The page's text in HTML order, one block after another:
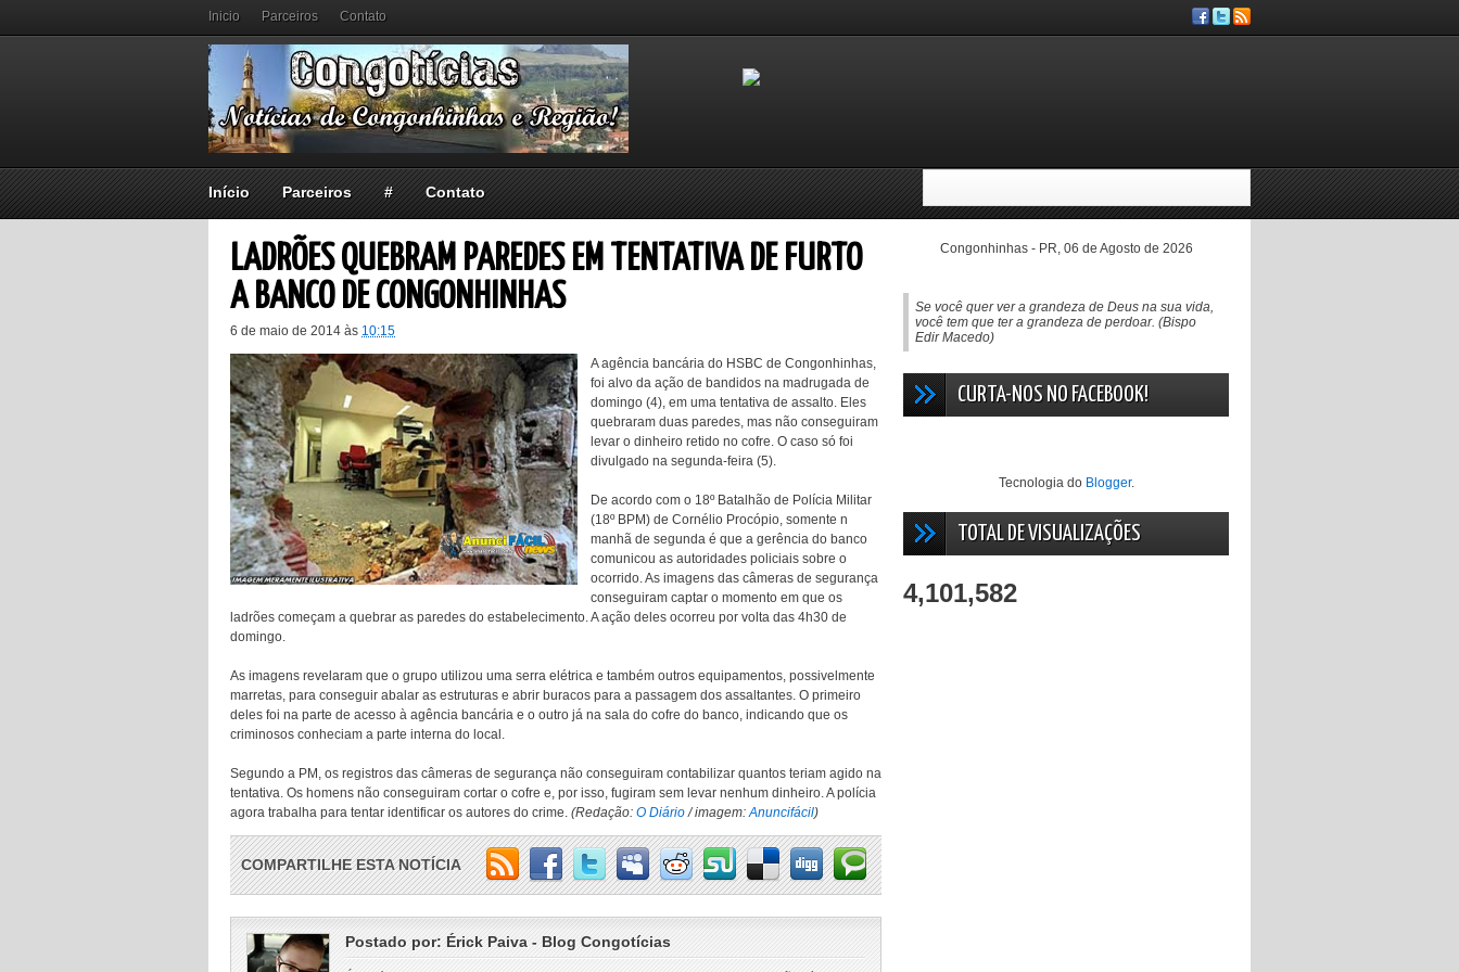
Inicio Parceiros Contato
Início Parceiros # Contato
LADRÕES QUEBRAM PAREDES EM TENTATIVA DE FURTO
A BANCO DE CONGONHINHAS
6 de maio de 2014 às 10:15
A agência bancária do HSBC de Congonhinhas,
foi alvo da ação de bandidos na madrugada de
domingo (4), em uma tentativa de assalto. Eles
quebraram duas paredes, mas não conseguiram
levar o dinheiro retido no cofre. O caso só foi
divulgado na segunda-feira (5).
De acordo com o 18º Batalhão de Polícia Militar
(18º BPM) de Cornélio Procópio, somente n
manhã de segunda é que a gerência do banco
comunicou as autoridades policiais sobre o
ocorrido. As imagens das câmeras de segurança
conseguiram captar o momento em que os
ladrões começam a quebrar as paredes do estabelecimento. A ação deles ocorreu por volta das 4h30 de
domingo.
As imagens revelaram que o grupo utilizou uma serra elétrica e também outros equipamentos, possivelmente
marretas, para conseguir abalar as estruturas e abrir buracos para a passagem dos assaltantes. O primeiro
deles foi na parte de acesso à agência bancária e o outro já na sala do cofre do banco, indicando que os
criminosos conheciam a parte interna do local.
Segundo a PM, os registros das câmeras de segurança não conseguiram contabilizar quantos teriam agido na
tentativa. Os homens não conseguiram cortar o cofre e, por isso, fugiram sem levar nenhum dinheiro. A polícia
agora trabalha para tentar identificar os autores do crime. (Redação: O Diário/ imagem:Anuncifácil)
COMPARTILHE ESTA NOTÍCIA
Postado por: Érick Paiva - Blog Congotícias
Congonhinhas - PR, 06 de Agosto de 2026
Se você quer ver a grandeza de Deus na sua vida,
você tem que ter a grandeza de perdoar. (Bispo
Edir Macedo)
CURTA-NOS NO FACEBOOK!
Tecnologia do Blogger.
TOTAL DE VISUALIZAÇÕES
4,101,582